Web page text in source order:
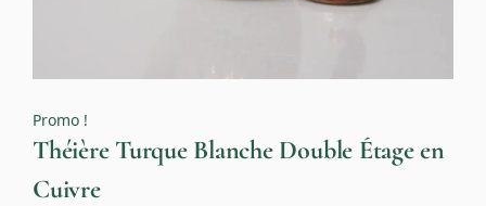
Promo !
Théière Turque Blanche Double Étage en
Cuivre